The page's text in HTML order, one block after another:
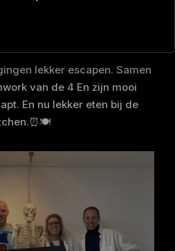
lekker escapen. Samen
van de 4 En zijn mooi
En nu lekker eten bij de